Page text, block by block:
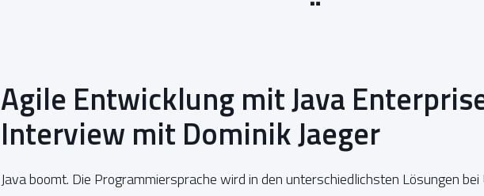
Agile Entwicklung mit Java
Interview mit Dominik Jaeger
Java boomt. Die Programmiersprache wird in den unterschiedlichsten Lösungen